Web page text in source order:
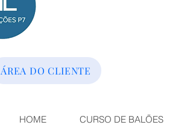
ÁREA DO CLIENTE
HOME CURSO DE BALÕES